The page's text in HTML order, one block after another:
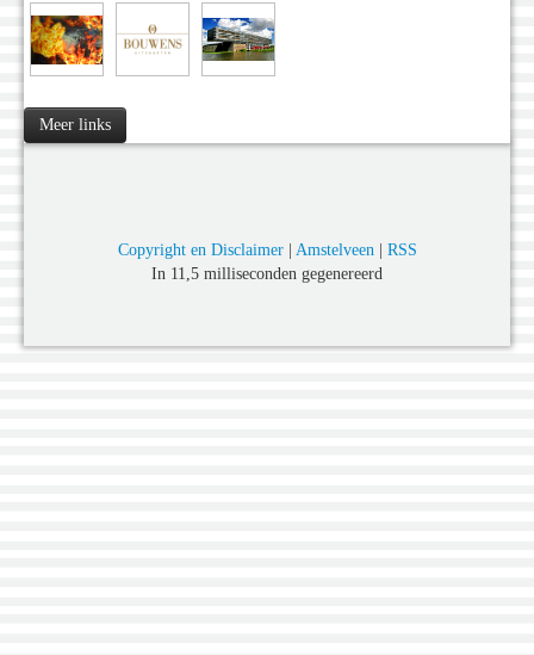
Meer links
Copyright en Disclaimer| Amstelveen | RSS
In 11,5 milliseconden gegenereerd